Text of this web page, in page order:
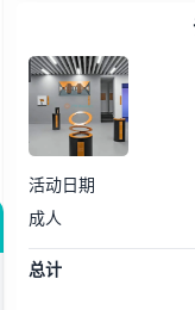
活动日期
成人
总计